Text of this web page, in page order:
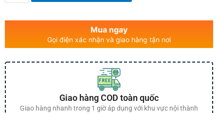
Mua ngay
Gọi điện xác nhận và giao hàng tận nơi
Giao hàng COD toàn quốc
Giao hàng nhanh trong 1 giờ áp dụng với khu vực nội thành